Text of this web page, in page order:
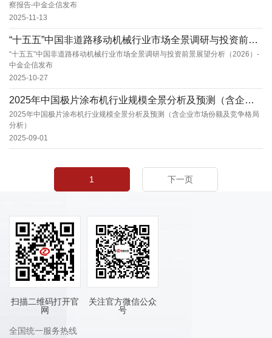
察报告-中金企信发布
2025-11-13
“十五五”中国非道路移动机械行业市场全景调研与投资前景展望分析（2026）-中金企信发布
“十五五”中国非道路移动机械行业市场全景调研与投资前景展望分析（2026）-
中金企信发布
2025-10-27
2025年中国极片涂布机行业规模全景分析及预测（含企业市场份额及竞争格局分析）
2025年中国极片涂布机行业规模全景分析及预测（含企业市场份额及竞争格局
分析）
2025-09-01
1 下一页
扫描二维码打开官
网
关注官方微信公众
号
全国统一服务热线